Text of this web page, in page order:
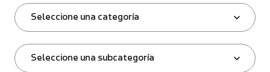
Seleccione una categoría
Seleccione una subcategoría